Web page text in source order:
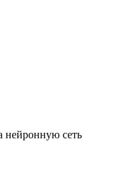
нейронную сеть